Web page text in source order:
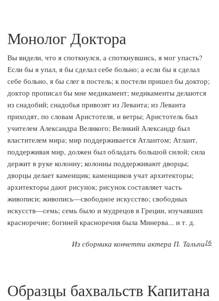
Монолог Доктора
Вы видели, что я споткнулся, а споткнувшись, я мог упасть?
Если бы я упал, я бы сделал себе больно; а если бы я сделал
себе больно, я бы слег в постель; к постели пришел бы доктор;
доктор прописал бы мне медикамент; медикаменты делаются
из снадобий; снадобья привозят из Леванта; из Леванта
приходят, по словам Аристотеля, и ветры; Аристотель был
учителем Александра Великого; Великий Александр был
властителем мира; мир поддерживается Атлантом; Атлант,
поддерживая мир, должен был обладать большой силой; сила
держит в руке колонну; колонны поддерживают дворцы;
дворцы делает каменщик; каменщиков учат архитекторы;
архитекторы дают рисунок; рисунок составляет часть
живописи; живопись—свободное искусство; свободных
искусств—семь; семь было и мудрецов в Греции, изучавших
красноречие; богиней красноречия была Минерва... и т. д.
Из сборника кончетти актера П. Тальпи16
Образцы бахвальств Капитана